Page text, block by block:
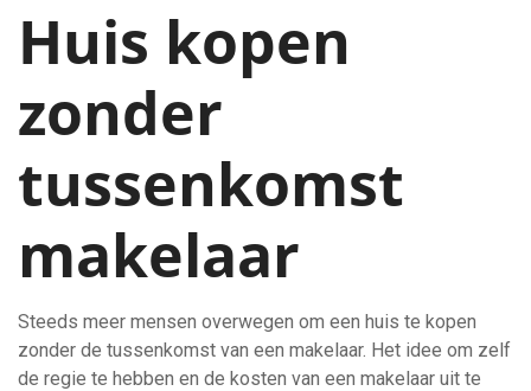
Huis kopen
zonder
tussenkomst
makelaar
Steeds meer mensen overwegen om een huis te kopen
zonder de tussenkomst van een makelaar. Het idee om zelf
de regie te hebben en de kosten van een makelaar uit te